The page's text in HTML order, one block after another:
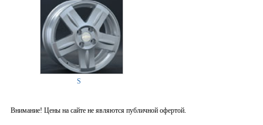
S
Внимание! Цены на сайте не являются публичной офертой.